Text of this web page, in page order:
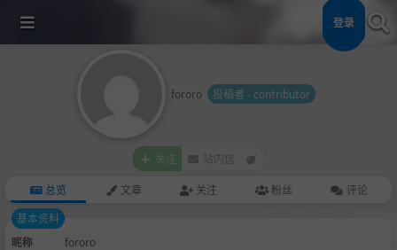
登录
fororo 投稿者 - contributor
关注 站内信
总览 文章 关注 粉丝
评论
基本资料
昵称
fororo